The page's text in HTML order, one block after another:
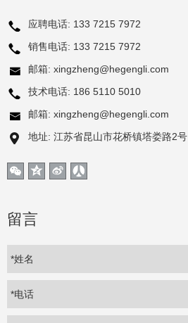
应聘电话: 133 7215 7972
销售电话: 133 7215 7972
邮箱: xingzheng@hegengli.com
技术电话: 186 5110 5010
邮箱: xingzheng@hegengli.com
地址: 江苏省昆山市花桥镇塔娄路2号
留言
*姓名
*电话